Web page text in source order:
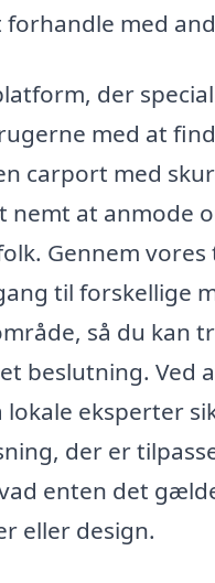
med
der
med at
carport med
nemt at anmode
Gennem vores
til forskellige
så du kan
beslutning. Ved
eksperter
der er
enten det
eller design.